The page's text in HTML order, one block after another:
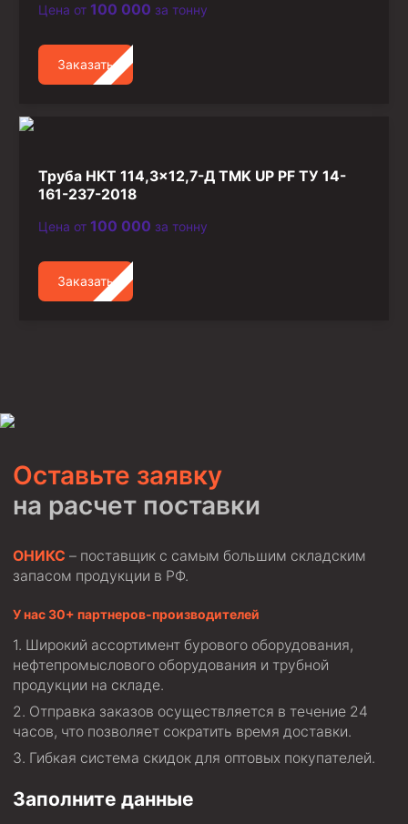
Цена от 100 000 за тонну
Заказать
Труба НКТ 114,3×12,7-Д TMK UP PF ТУ 14-
161-237-2018
Цена от 100 000 за тонну
Заказать
Оставьте заявку
на расчет поставки
ОНИКС – поставщик с самым большим складским
запасом продукции в РФ.
У нас 30+ партнеров-производителей
Широкий ассортимент бурового оборудования,
нефтепромыслового оборудования и трубной
продукции на складе.
Отправка заказов осуществляется в течение 24
часов, что позволяет сократить время доставки.
Гибкая система скидок для оптовых покупателей.
Заполните данные